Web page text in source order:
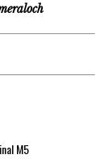
M5